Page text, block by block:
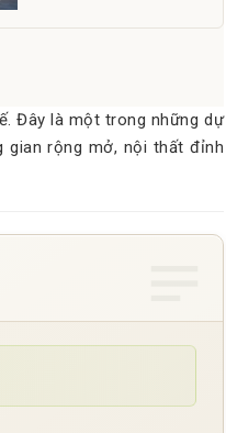
Đây là một trong những dự
gian rộng mở, nội thất đỉnh